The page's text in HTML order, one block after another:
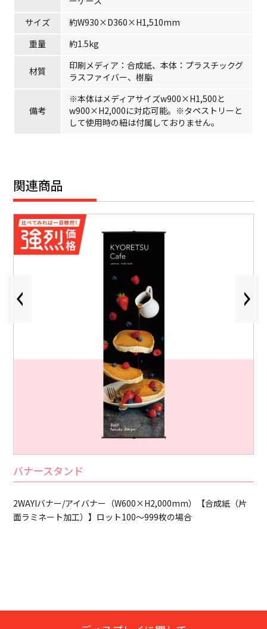
サイズ
約W930×D360×H1,510mm
重量
約1.5kg
材質
印刷メディア：合成紙、本体：プラスチックグ
ラスファイバー、樹脂
備考
※本体はメディアサイズw900×H1,500と
w900×H2,000に対応可能。※タペストリーと
して使用時の紐は付属しておりません。
関連商品
バナースタンド
2WAYIバナー/アイバナー（W900×H2,000mm）【合成紙（片
面ラミネート加工）】ロット100～999枚の場合